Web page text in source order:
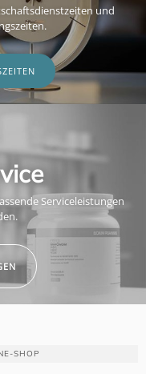
und
Serviceleistungen
SHOP